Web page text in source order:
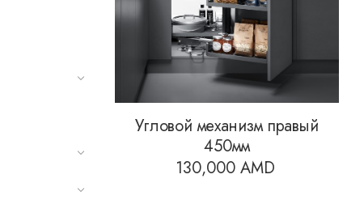
Угловой механизм правый
450мм
130,000 AMD